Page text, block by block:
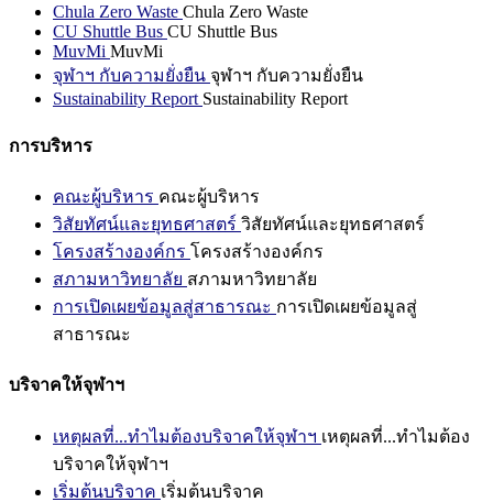
Chula Zero Waste Chula Zero Waste
CU Shuttle Bus CU Shuttle Bus
MuvMi MuvMi
จุฬาฯ กับความยั่งยืน จุฬาฯ กับความยั่งยืน
Sustainability Report Sustainability Report
การบริหาร
คณะผู้บริหาร คณะผู้บริหาร
วิสัยทัศน์และยุทธศาสตร์ วิสัยทัศน์และยุทธศาสตร์
โครงสร้างองค์กร โครงสร้างองค์กร
สภามหาวิทยาลัย สภามหาวิทยาลัย
การเปิดเผยข้อมูลสู่สาธารณะ การเปิดเผยข้อมูลสู่
สาธารณะ
บริจาคให้จุฬาฯ
เหตุผลที่...ทำไมต้องบริจาคให้จุฬาฯ เหตุผลที่...ทำไมต้อง
บริจาคให้จุฬาฯ
เริ่มต้นบริจาค เริ่มต้นบริจาค